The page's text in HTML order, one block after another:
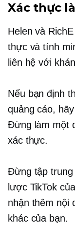
Xác thực
Helen và
thực và tính
liên hệ với
Nếu bạn định
quảng cáo,
Đừng làm một
xác thực.
Đừng tập trung
lược TikTok
nhận thêm nội
khác của bạn.